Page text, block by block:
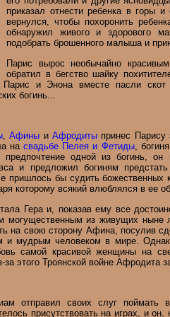
приказал отнести ребенка в горы
вернулся, чтобы похоронить
обнаружил живого и здорового
подобрать брошенного малыша и
Парис вырос необычайно
обратил в бегство шайку
и Энона вместе пасли
богинь...
,Афины иАфродиты принес Парису
насвадьбе Пелея и Фетиды,
одной из богинь,
и предложил богиням
пришлось бы судить
которому всякий влюблялся в ее
Гера и, показав ему все
могущественным из живущих
на свою сторону Афина, посулив
и мудрым человеком в мире.
самой красивой женщины на
за этого Троянской войне
отправил своих слуг
присутствовать на играх, и